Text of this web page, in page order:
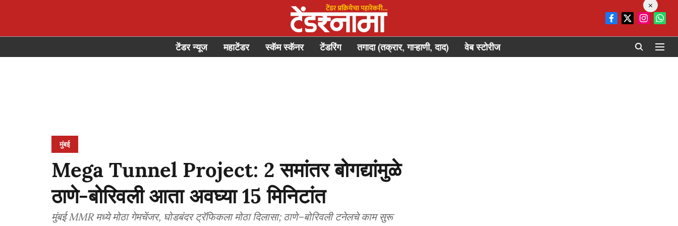
टेंडर न्यूज महाटेंडर स्कॅम स्कॅनर टेंडरिंग तगादा (तक्रार, गाऱ्हाणी, दाद) वेब स्टोरीज
मुंबई
Mega Tunnel Project: 2 समांतर बोगद्यांमुळे
ठाणे-बोरिवली आता अवघ्या 15 मिनिटांत
मुंबई MMR मध्ये मोठा गेमचेंजर, घोडबंदर ट्रॅफिकला मोठा दिलासा; ठाणे–बोरिवली टनेलचे काम सुरू
×